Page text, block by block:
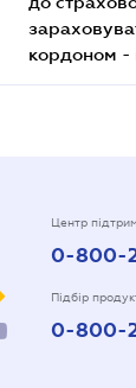
кордоном -
Центр
0-800-
Підбір
0-800-